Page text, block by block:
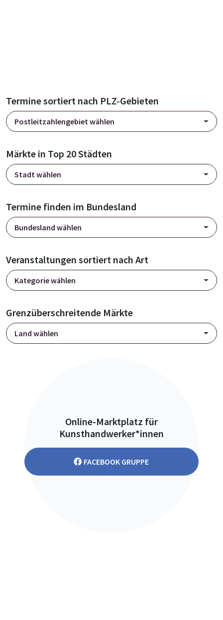
Termine sortiert nach PLZ-Gebieten
Postleitzahlengebiet wählen
Märkte in Top 20 Städten
Stadt wählen
Termine finden im Bundesland
Bundesland wählen
Veranstaltungen sortiert nach Art
Kategorie wählen
Grenzüberschreitende Märkte
Land wählen
Online-Marktplatz für
Kunsthandwerker*innen
FACEBOOK GRUPPE